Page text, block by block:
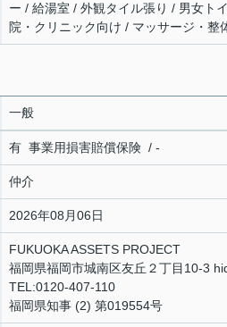
ー / 給湯室 / 外観タイル張り / 男女ト
院・クリニック向け / マッサージ・整
一般
有 事業用損害賠償保険 / -
仲介
2026年08月06日
FUKUOKA ASSETS PROJECT
福岡県福岡市城南区友丘２丁目10-3
TEL:0120-407-110
福岡県知事 (2) 第019554号